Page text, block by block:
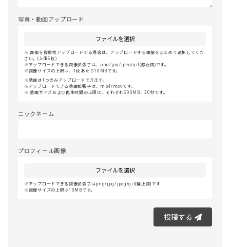
写真・動画アップロード
ファイルを選択
画像を複数枚アップロードする場合は、アップロードする画像をまとめて選択してくだ
さい。(上限5枚)
アップロードできる画像拡張子は、png/jpg/jpeg/gif(静止画)です。
画像サイズの上限は、1枚あたり10MBです。
動画は1つのみアップロードできます。
アップロードできる動画拡張子は、mp4/movです。
動画サイズおよび再生時間の上限は、それぞれ500MB、30秒です。
ニックネーム
プロフィール画像
ファイルを選択
アップロードできる画像拡張子はpng/jpg/jpeg/gif(静止画)です
画像サイズの上限は10MBです。
投稿する